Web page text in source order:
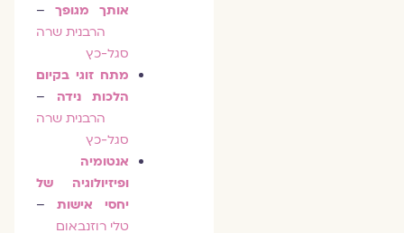
אותך מגופך–
הרבנית שרה
סגל-כץ
מתח זוגי בקיום
הלכות נידה
הרבנית שרה
סגל-כץ
אנטומיה
ופיזיולוגיה של
יחסי אישות–
טלי רוזנבאום